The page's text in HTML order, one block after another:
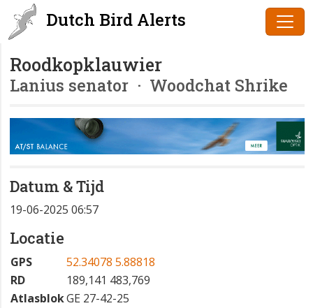
Dutch Bird Alerts
Roodkopklauwier
Lanius senator · Woodchat Shrike
Datum & Tijd
19-06-2025 06:57
Locatie
GPS
52.34078 5.88818
RD
189,141 483,769
AtlasblokGE 27-42-25